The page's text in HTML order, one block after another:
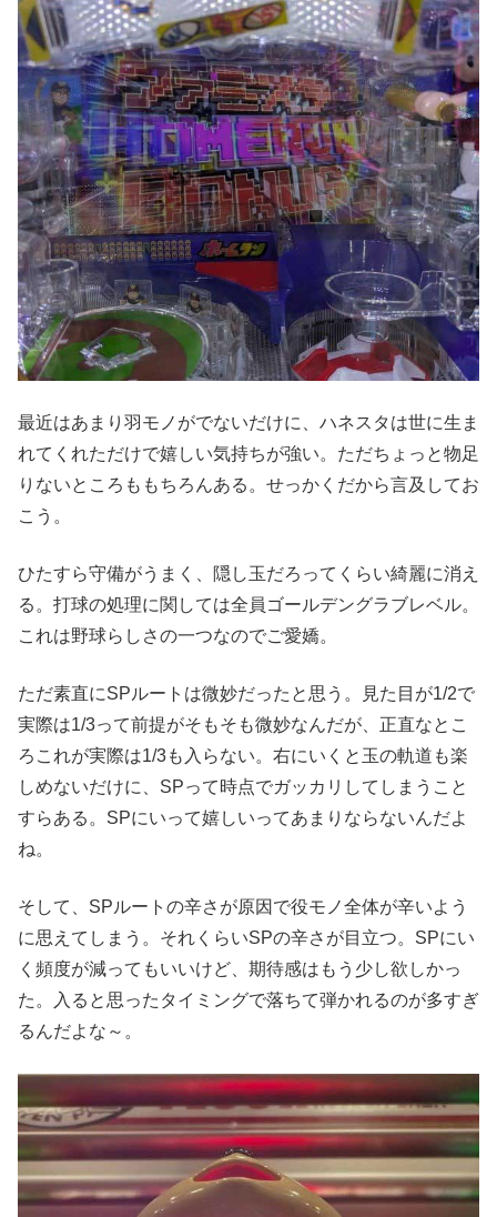
最近はあまり羽モノがでないだけに、ハネスタは世に生ま
れてくれただけで嬉しい気持ちが強い。ただちょっと物足
りないところももちろんある。せっかくだから言及してお
こう。
ひたすら守備がうまく、隠し玉だろってくらい綺麗に消え
る。打球の処理に関しては全員ゴールデングラブレベル。
これは野球らしさの一つなのでご愛嬌。
ただ素直にSPルートは微妙だったと思う。見た目が1/2で
実際は1/3って前提がそもそも微妙なんだが、正直なとこ
ろこれが実際は1/3も入らない。右にいくと玉の軌道も楽
しめないだけに、SPって時点でガッカリしてしまうこと
すらある。SPにいって嬉しいってあまりならないんだよ
ね。
そして、SPルートの辛さが原因で役モノ全体が辛いよう
に思えてしまう。それくらいSPの辛さが目立つ。SPにい
く頻度が減ってもいいけど、期待感はもう少し欲しかっ
た。入ると思ったタイミングで落ちて弾かれるのが多すぎ
るんだよな～。